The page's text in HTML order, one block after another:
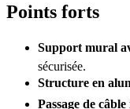
Points forts
Support mural
sécurisée.
Structure en
Passage de